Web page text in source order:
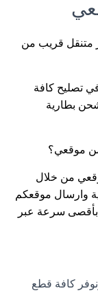
متنقل قريب من
تصليح كافة
بطارية
موقعي؟
من خلال
وارسال موقعكم
سرعة عبر
كافة قطع